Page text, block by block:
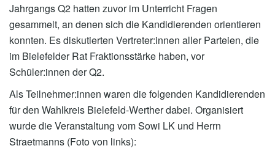
Jahrgangs Q2 hatten zuvor im Unterricht Fragen
gesammelt, an denen sich die Kandidierenden orientieren
konnten. Es diskutierten Vertreter:innen aller Parteien, die
im Bielefelder Rat Fraktionsstärke haben, vor
Schüler:innen der Q2.
Als Teilnehmer:innen waren die folgenden Kandidierenden
für den Wahlkreis Bielefeld-Werther dabei. Organisiert
wurde die Veranstaltung vom Sowi LK und Herrn
Straetmanns (Foto von links):